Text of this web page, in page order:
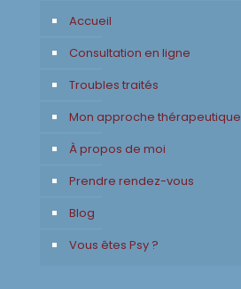
Accueil
Consultation en ligne
Troubles traités
Mon approche thérapeutique
À propos de moi
Prendre rendez-vous
Blog
Vous êtes Psy ?